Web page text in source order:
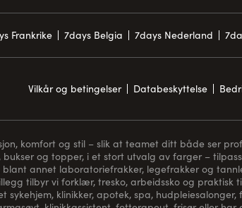
Frankrike 7days Belgia 7days Nederland
Vilkår og betingelser Databeskyttelse
komfort og stil – slik at teamet ditt både ser
bukser og topper, i et stort utvalg av farger –
annet laboratoriefrakker, legefrakker og
tilbyr vi forklær, tresko, arbeidssko og praktisk
sykehjem, klinikker, apotek, spa,